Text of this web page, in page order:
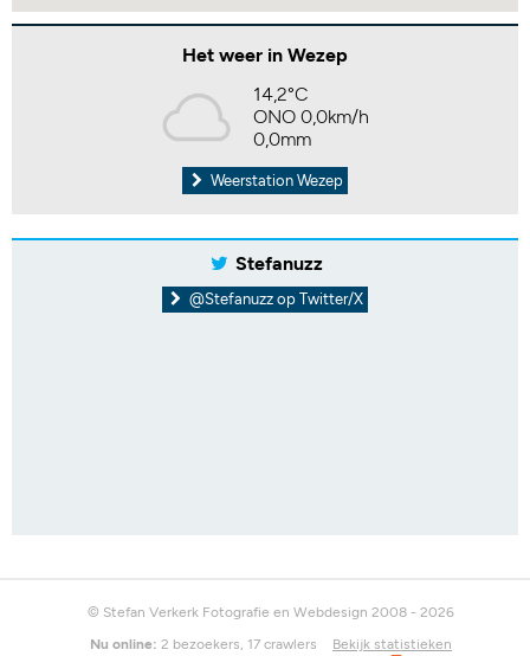
Het weer in Wezep
14,2°C
ONO 0,0km/h
0,0mm
Weerstation Wezep
Stefanuzz
@Stefanuzz op Twitter/X
© Stefan Verkerk Fotografie en Webdesign 2008 - 2026
Nu online: 2 bezoekers, 17 crawlers
Bekijk statistieken